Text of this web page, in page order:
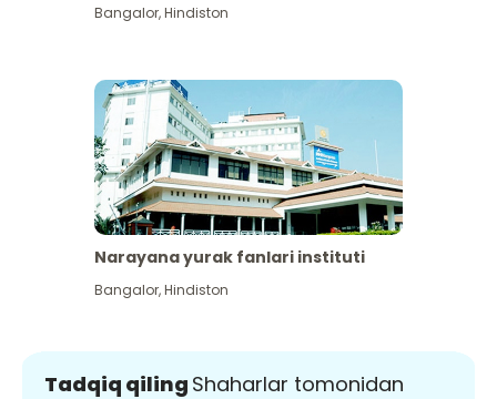
Bangalor,Hindiston
Narayana yurak fanlari instituti
Bangalor,Hindiston
Tadqiq qiling Shaharlar tomonidan